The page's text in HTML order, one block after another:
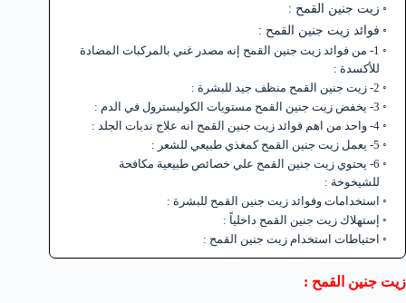
زيت جنين القمح :
فوائد زيت جنين القمح :
1- من فوائد زيت جنين القمح إنه مصدر غني بالمركبات المضادة
للأكسدة :
2- زيت جنين القمح منظف جيد للبشرة :
3- يخفض زيت جنين القمح مستويات الكوليسترول في الدم :
4- واحد من اهم فوائد زيت جنين القمح انه علاج ندبات الجلد :
5- يعمل زيت جنين القمح كمغذي طبيعي للشعر :
6- يحتوي زيت جنين القمح علي خصائص طبيعية مكافحة
للشيخوخة :
استخدامات وفوائد زيت جنين القمح للبشرة :
إستهلاك زيت جنين القمح داخلياً :
احتياطات استخدام زيت جنين القمح :
زيت جنين القمح :